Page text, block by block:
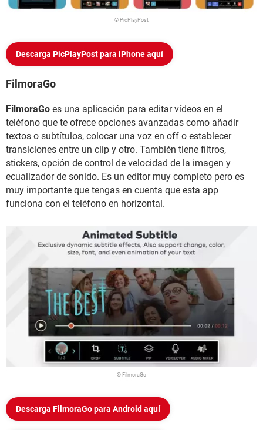
© PicPlayPost
Descarga PicPlayPost para iPhone aquí
FilmoraGo
FilmoraGo es una aplicación para editar vídeos en el
teléfono que te ofrece opciones avanzadas como añadir
textos o subtítulos, colocar una voz en off o establecer
transiciones entre un clip y otro. También tiene filtros,
stickers, opción de control de velocidad de la imagen y
ecualizador de sonido. Es un editor muy completo pero es
muy importante que tengas en cuenta que esta app
funciona con el teléfono en horizontal.
© FilmoraGo
Descarga FilmoraGo para Android aquí